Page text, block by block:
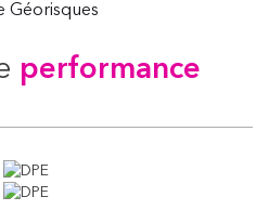
Géorisques
performance